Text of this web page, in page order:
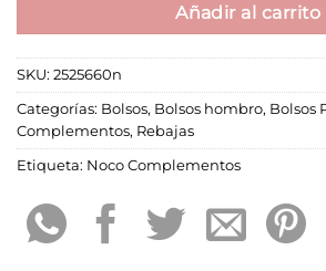
Añadir al carrito
SKU: 2525660n
Categorías: Bolsos, Bolsos hombro, Bolsos
Complementos, Rebajas
Etiqueta: Noco Complementos